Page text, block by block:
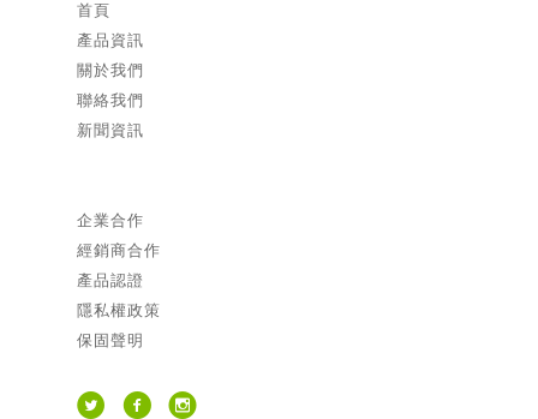
首頁
產品資訊
關於我們
聯絡我們
新聞資訊
企業合作
經銷商合作
產品認證
隱私權政策
保固聲明